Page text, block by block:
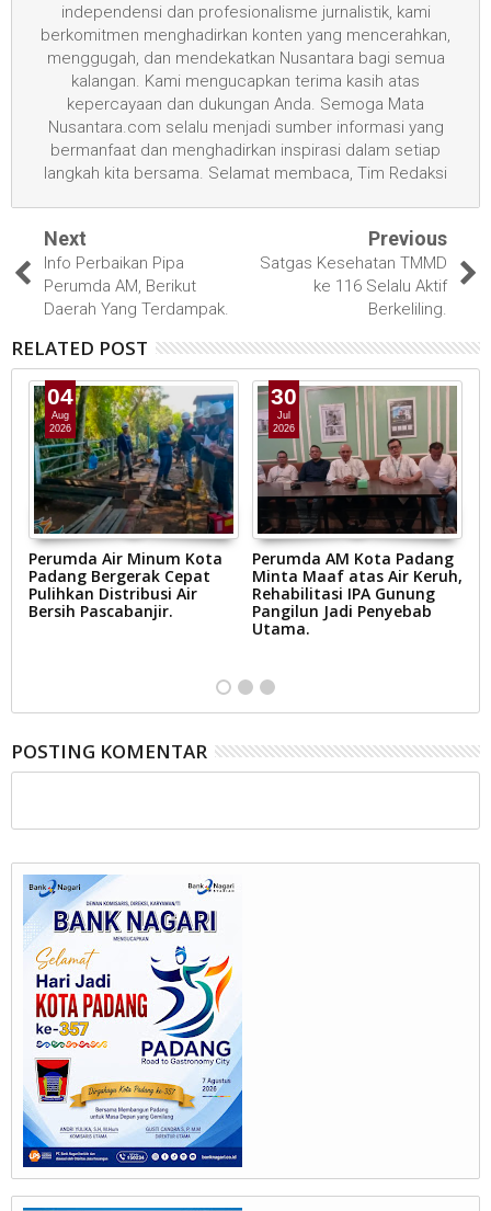
independensi dan profesionalisme jurnalistik, kami
berkomitmen menghadirkan konten yang mencerahkan,
menggugah, dan mendekatkan Nusantara bagi semua
kalangan. Kami mengucapkan terima kasih atas
kepercayaan dan dukungan Anda. Semoga Mata
Nusantara.com selalu menjadi sumber informasi yang
bermanfaat dan menghadirkan inspirasi dalam setiap
langkah kita bersama. Selamat membaca, Tim Redaksi
Next
Info Perbaikan Pipa
Perumda AM, Berikut
Daerah Yang Terdampak.
Previous
Satgas Kesehatan TMMD
ke 116 Selalu Aktif
Berkeliling.
RELATED POST
04
Aug
2026
Perumda Air Minum Kota
Padang Bergerak Cepat
Pulihkan Distribusi Air
Bersih Pascabanjir.
30
Jul
2026
Perumda AM Kota Padang
Minta Maaf atas Air Keruh,
Rehabilitasi IPA Gunung
Pangilun Jadi Penyebab
Utama.
POSTING KOMENTAR